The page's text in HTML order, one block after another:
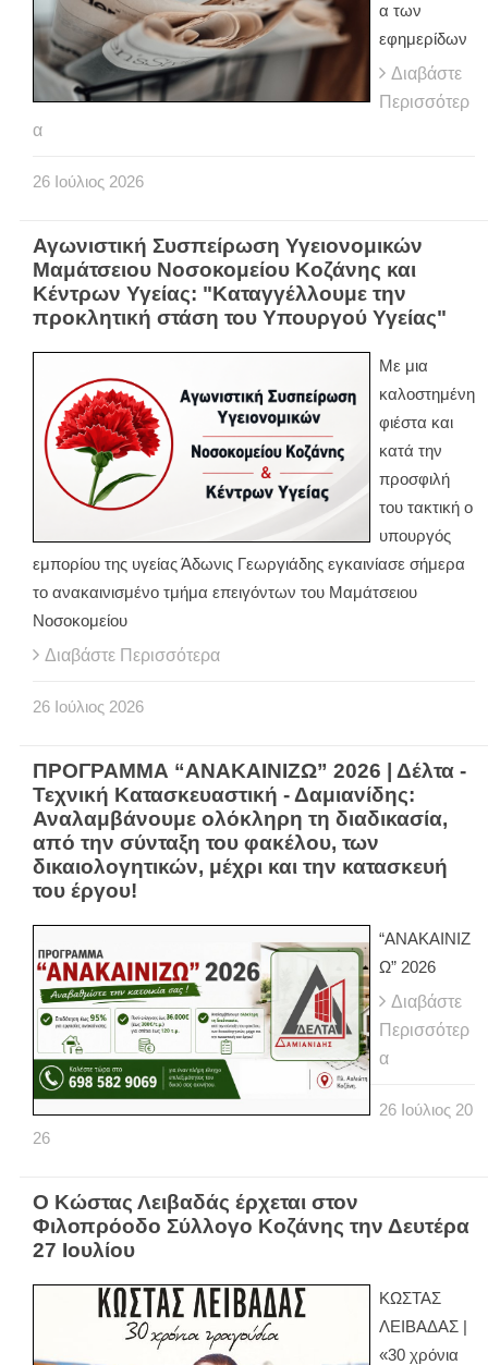
α των
εφημερίδων
Διαβάστε
Περισσότερ
α
26 Ιούλιος 2026
Αγωνιστική Συσπείρωση Υγειονομικών
Μαμάτσειου Νοσοκομείου Κοζάνης και
Κέντρων Υγείας: "Καταγγέλλουμε την
προκλητική στάση του Υπουργού Υγείας"
Με μια
καλοστημένη
φιέστα και
κατά την
προσφιλή
του τακτική ο
υπουργός
εμπορίου της υγείας Άδωνις Γεωργιάδης εγκαινίασε σήμερα
το ανακαινισμένο τμήμα επειγόντων του Μαμάτσειου
Νοσοκομείου
Διαβάστε Περισσότερα
26 Ιούλιος 2026
ΠΡΟΓΡΑΜΜΑ “ΑΝΑΚΑΙΝΙΖΩ” 2026 | Δέλτα -
Τεχνική Κατασκευαστική - Δαμιανίδης:
Αναλαμβάνουμε ολόκληρη τη διαδικασία,
από την σύνταξη του φακέλου, των
δικαιολογητικών, μέχρι και την κατασκευή
του έργου!
“ΑΝΑΚΑΙΝΙΖ
Ω” 2026
Διαβάστε
Περισσότερ
α
26 Ιούλιος 20
26
Ο Κώστας Λειβαδάς έρχεται στον
Φιλοπρόοδο Σύλλογο Κοζάνης την Δευτέρα
27 Ιουλίου
ΚΩΣΤΑΣ
ΛΕΙΒΑΔΑΣ |
«30 χρόνια